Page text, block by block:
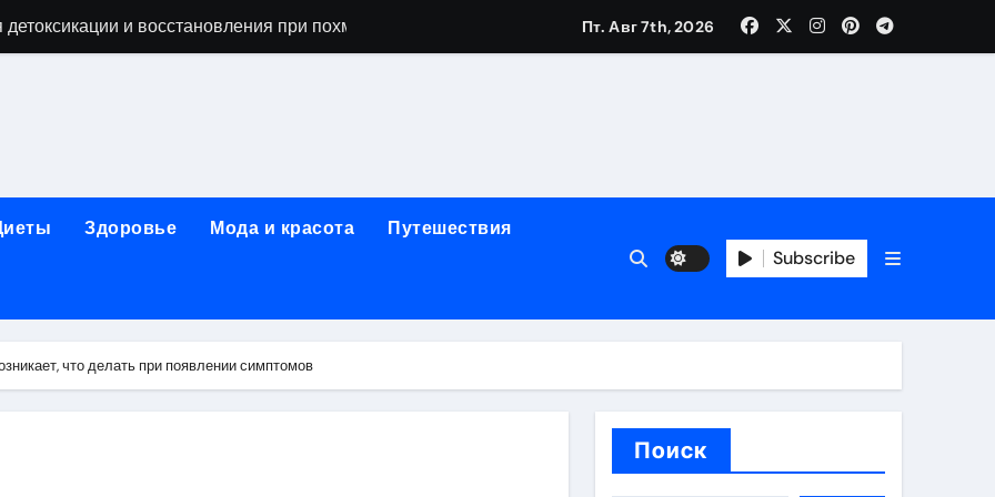
и восстановления при похмельном синдроме
подготовка и расшифровка результатов
по бережному отношению к себе
подготовка и ориентировочная стоимость исследования
порядок консультации и подготовка
Пт. Авг 7th, 2026
Здоровье Мода и красота Путешествия
Subscribe
что делать при появлении симптомов
Поиск